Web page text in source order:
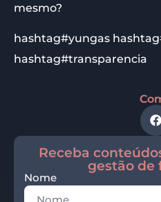
mesmo?
hashtag#yungas
hashtag#transparencia
Receba
gestão de
Nome